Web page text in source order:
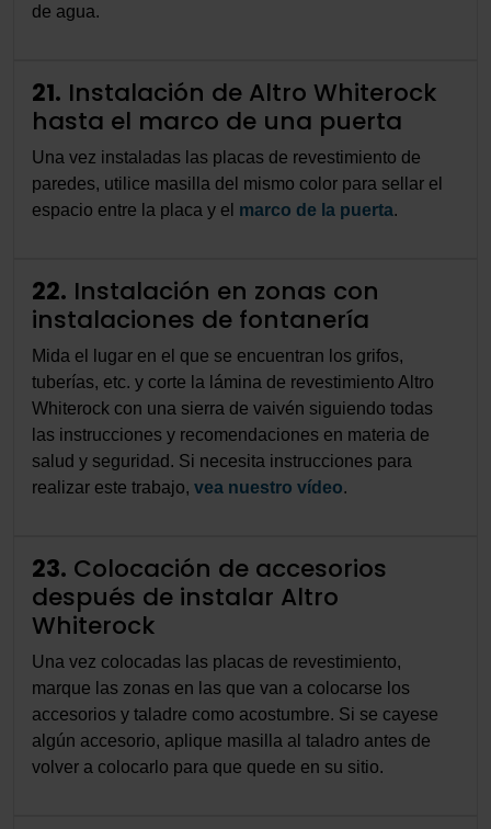
de agua.
21. Instalación de Altro Whiterock
hasta el marco de una puerta
Una vez instaladas las placas de revestimiento de
paredes, utilice masilla del mismo color para sellar el
espacio entre la placa y el marco de la puerta.
22. Instalación en zonas con
instalaciones de fontanería
Mida el lugar en el que se encuentran los grifos,
tuberías, etc. y corte la lámina de revestimiento Altro
Whiterock con una sierra de vaivén siguiendo todas
las instrucciones y recomendaciones en materia de
salud y seguridad. Si necesita instrucciones para
realizar este trabajo, vea nuestro vídeo.
23. Colocación de accesorios
después de instalar Altro
Whiterock
Una vez colocadas las placas de revestimiento,
marque las zonas en las que van a colocarse los
accesorios y taladre como acostumbre. Si se cayese
algún accesorio, aplique masilla al taladro antes de
volver a colocarlo para que quede en su sitio.